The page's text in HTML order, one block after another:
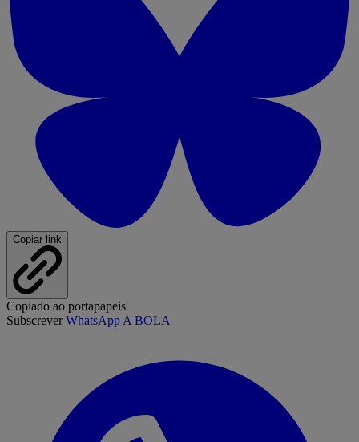
Copiar link
Copiado ao portapapeis
SubscreverWhatsApp A BOLA